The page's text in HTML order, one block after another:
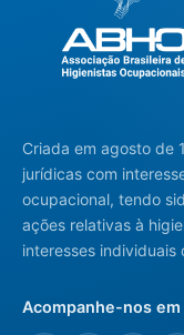
Criada em agosto de
jurídicas com
ocupacional, tendo
ações relativas à
interesses individuais
Acompanhe-nos